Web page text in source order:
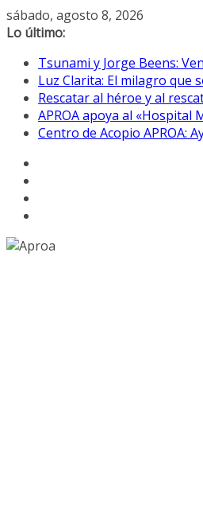
Saltar
al
sábado, agosto 8, 2026
Lo último:
Tsunami y Jorge Beens:
Luz Clarita: El milagro que
Rescatar al héroe y al
APROA apoya al «Hospital
Centro de Acopio APROA: